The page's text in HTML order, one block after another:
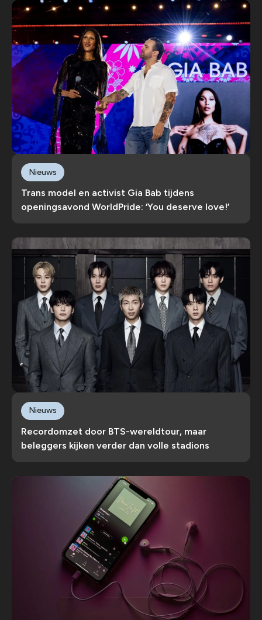
Trans model en activist Gia Bab tijdens
openingsavond WorldPride: ‘You deserve love!’
Nieuws
Recordomzet door BTS-wereldtour, maar
beleggers kijken verder dan volle stadions
Nieuws